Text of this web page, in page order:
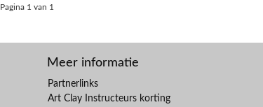
Pagina 1 van 1
Meer informatie
Partnerlinks
Art Clay Instructeurs korting